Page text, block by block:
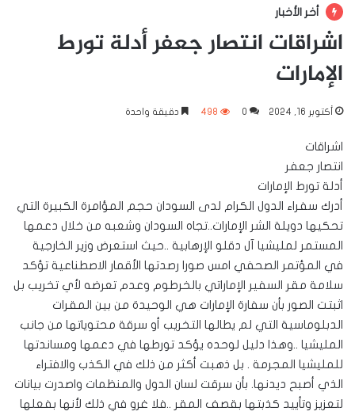
أخر الأخبار
اشراقات انتصار جعفر أدلة تورط
الإمارات
أكتوبر 16, 2024 0
498 دقيقة واحدة
اشراقات
انتصار جعفر
أدلة تورط الإمارات
أدرك سفراء الدول الكرام لدى السودان حجم المؤامرة الكبيرة التي
تحكيها دويلة الشر الإمارات..تجاه السودان وشعبه من خلال دعمها
المستمر لمليشيا آل دقلو الإرهابية ..حيث استعرض وزير الخارجية
في المؤتمر الصحفي امس صورا رصدتها الأقمار الاصطناعية تؤكد
سلامة مقر السفير الإماراتي بالخرطوم وعدم تعرضه لأي تخريب بل
اثبتت الصور بأن سفارة الإمارات هي الوحيدة من بين المقرات
الدبلوماسية التي لم يطالها التخريب أو سرقة محتوياتها من جانب
المليشيا ..وهذا دليل لوحده يؤكد تورطها في دعمها ومساندتها
للمليشيا المجرمة . بل ذهبت أكثر من ذلك في الكذب والافتراء
الذي أصبح ديدنها. بأن سرقت لسان الدول والمنظمات واصدرت بيانات
لتعزيز وتأييد كذبتها بقصف المقر ..فلا غرو في ذلك لأنها بفعلها